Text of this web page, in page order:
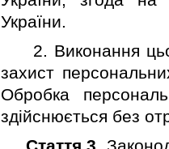
України.
2. Виконання
захист
Обробка
здiйснюється без
Стаття 3 .